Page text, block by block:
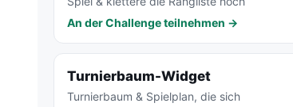
An der Challenge teilnehmen →
Turnierbaum-Widget
Turnierbaum & Spielplan, die sich